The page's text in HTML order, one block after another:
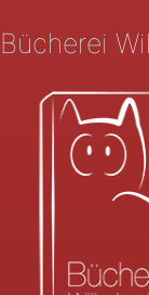
Bücherei